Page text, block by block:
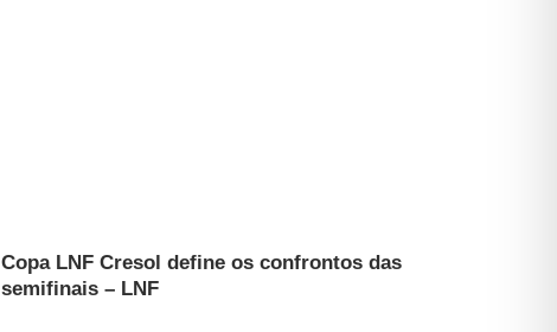
Copa LNF Cresol define os confrontos das
semifinais – LNF